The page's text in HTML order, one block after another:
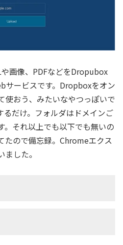
画像、PDFなどをDropubox
サービスです。Dropboxをオン
使おう、みたいなやつっぽいで
るだけ。フォルダはドメインご
。それ以上でも以下でも無いの
たので備忘録。Chromeエクス
した。